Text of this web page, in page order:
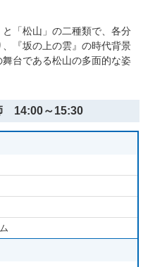
「松山」の二種類で、各分
『坂の上の雲』の時代背景
台である松山の多面的な姿
14:00～15:30